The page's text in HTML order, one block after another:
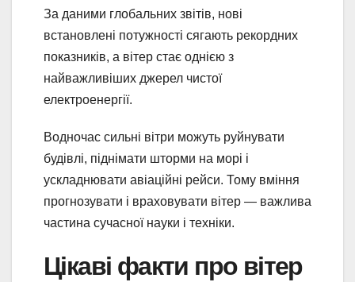
За даними глобальних звітів, нові
встановлені потужності сягають рекордних
показників, а вітер стає однією з
найважливіших джерел чистої
електроенергії.
Водночас сильні вітри можуть руйнувати
будівлі, піднімати шторми на морі і
ускладнювати авіаційні рейси. Тому вміння
прогнозувати і враховувати вітер — важлива
частина сучасної науки і техніки.
Цікаві факти про вітер